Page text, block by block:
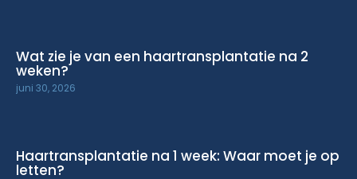
Wat zie je van een haartransplantatie na 2
weken?
juni 30, 2026
Haartransplantatie na 1 week: Waar moet je op
letten?